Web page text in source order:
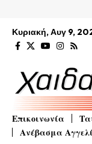
Κυριακή, Αυγ 9,
Επικοινωνία
Ανέβασμα